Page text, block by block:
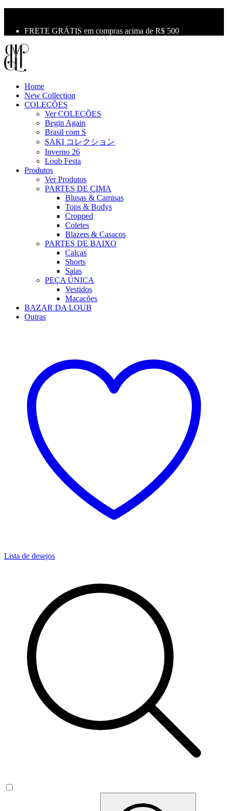
FRETE GRÁTIS em compras acima de R$ 500
Home
New Collection
COLEÇÕES
Ver COLEÇÕES
Begin Again
Brasil com S
SAKI コレクション
Inverno 26
Loub Festa
Produtos
Ver Produtos
PARTES DE CIMA
Blusas & Camisas
Tops & Bodys
Cropped
Coletes
Blazers & Casacos
PARTES DE BAIXO
Calças
Shorts
Saias
PEÇA ÚNICA
Vestidos
Macacões
BAZAR DA LOUB
Outras
Lista de desejos